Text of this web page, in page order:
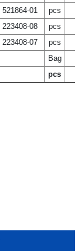
521864-01 pcs
223408-08 pcs
223408-07 pcs
Bag
pcs